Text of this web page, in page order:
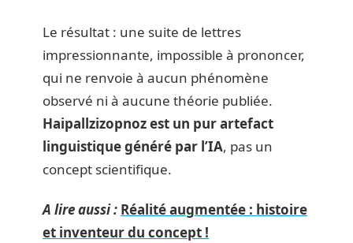
Le résultat : une suite de lettres
impressionnante, impossible à prononcer,
qui ne renvoie à aucun phénomène
observé ni à aucune théorie publiée.
Haipallzizopnoz est un pur artefact
linguistique généré par l’IA, pas un
concept scientifique.
A lire aussi : Réalité augmentée : histoire
et inventeur du concept !